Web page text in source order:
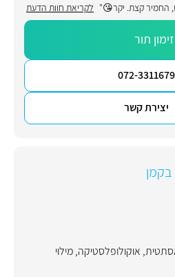
החמיר קצת. יקר😘" לקריאת חוות הדעת
זימון תור
072-3311679
יצירת קשר
בקמן
, אוקולופלסטיקה,מילוי